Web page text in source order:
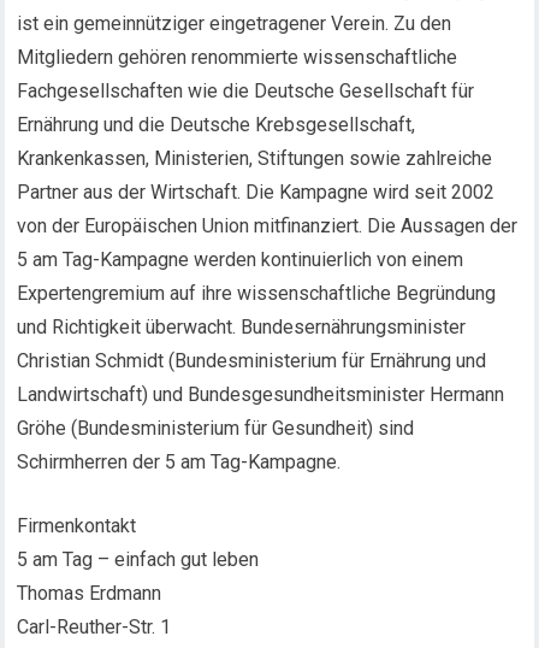
ist ein gemeinnütziger eingetragener Verein. Zu den
Mitgliedern gehören renommierte wissenschaftliche
Fachgesellschaften wie die Deutsche Gesellschaft für
Ernährung und die Deutsche Krebsgesellschaft,
Krankenkassen, Ministerien, Stiftungen sowie zahlreiche
Partner aus der Wirtschaft. Die Kampagne wird seit 2002
von der Europäischen Union mitfinanziert. Die Aussagen der
5 am Tag-Kampagne werden kontinuierlich von einem
Expertengremium auf ihre wissenschaftliche Begründung
und Richtigkeit überwacht. Bundesernährungsminister
Christian Schmidt (Bundesministerium für Ernährung und
Landwirtschaft) und Bundesgesundheitsminister Hermann
Gröhe (Bundesministerium für Gesundheit) sind
Schirmherren der 5 am Tag-Kampagne.
Firmenkontakt
5 am Tag – einfach gut leben
Thomas Erdmann
Carl-Reuther-Str. 1